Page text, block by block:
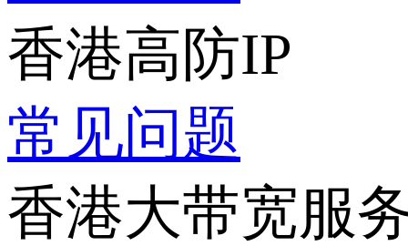
香港高防IP
常见问题
香港大带宽服